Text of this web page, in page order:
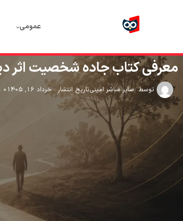
عمومی
معرفی کتاب جاده‌ شخصیت اثر
توسط :صابر مباشر امینیتاریخ انتشار : خرداد 16, 1405 0 دیدگاه